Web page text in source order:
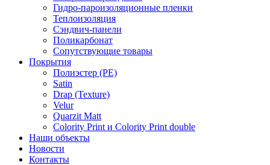
Гидро-пароизоляционные пленки
Теплоизоляция
Сэндвич-панели
Поликарбонат
Сопутствующие товары
Покрытия
Полиэстер (РЕ)
Satin
Drap (Texture)
Velur
Quarzit Matt
Colority Print и Colority Print double
Наши объекты
Новости
Контакты